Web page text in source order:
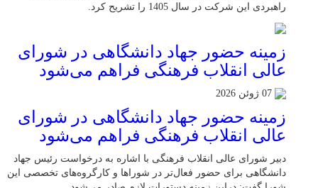
راهبردی این شرکت در سال 1405 را تشریح کرد.
زمینه حضور جهاد دانشگاهی در شورای
عالی انقلاب فرهنگی فراهم می‌شود
07 ژوئن 2026
زمینه حضور جهاد دانشگاهی در شورای
عالی انقلاب فرهنگی فراهم می‌شود
دبیر شورای عالی انقلاب فرهنگی با اشاره به درخواست رئیس جهاد
دانشگاهی برای حضور فعال‌تر در شوراها و کارگروه‌های تخصصی این